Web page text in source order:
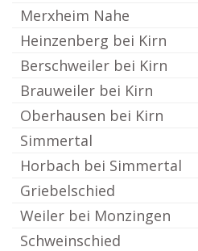
Merxheim Nahe
Heinzenberg bei Kirn
Berschweiler bei Kirn
Brauweiler bei Kirn
Oberhausen bei Kirn
Simmertal
Horbach bei Simmertal
Griebelschied
Weiler bei Monzingen
Schweinschied